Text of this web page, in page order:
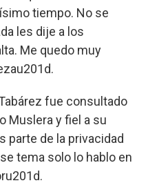
tiempo. No se
les dije a los
Me quedo muy
fue consultado
Muslera y fiel a su
parte de la privacidad
tema solo lo hablo en